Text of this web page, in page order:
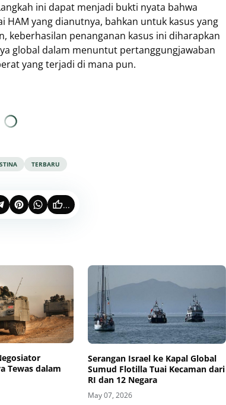
ini dapat menjadi bukti nyata bahwa
yang dianutnya, bahkan untuk kasus yang
keberhasilan penanganan kasus ini diharapkan
global dalam menuntut pertanggungjawaban
yang terjadi di mana pun.
TERBARU
...
Tewas dalam
Serangan Israel ke Kapal Global
Sumud Flotilla Tuai Kecaman dari
RI dan 12 Negara
May 07, 2026